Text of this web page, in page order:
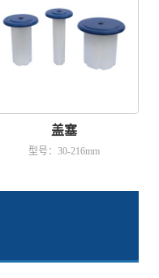
盖塞
型号：30-216mm